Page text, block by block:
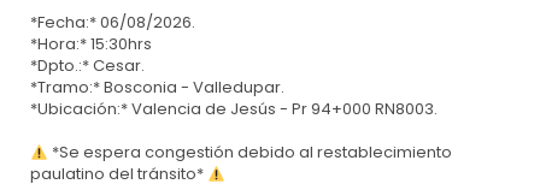
*Fecha:* 06/08/2026.
*Hora:* 15:30hrs
*Dpto.:* Cesar.
*Tramo:* Bosconia - Valledupar.
*Ubicación:* Valencia de Jesús - Pr 94+000 RN8003.
*Se espera congestión debido al restablecimiento
paulatino del tránsito*